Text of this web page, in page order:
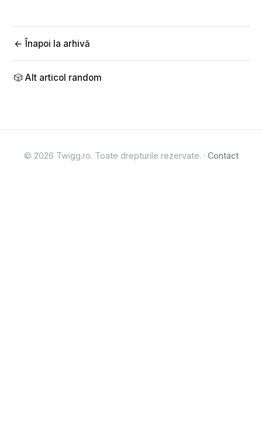
← Înapoi la arhivă
🎲 Alt articol random
© 2026 Twigg.ro. Toate drepturile rezervate. · Contact